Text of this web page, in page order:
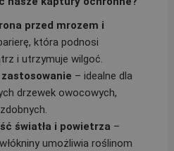
przed mrozem i
która podnosi
i utrzymuje wilgoć.
– idealne dla
drzewek owocowych,
światła i powietrza –
umożliwia roślinom